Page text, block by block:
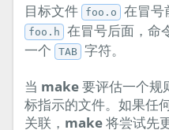
目标文件 foo.o 在冒号
foo.h
在冒号后面，命
一个
TAB 字符。
当 make要评估一个规
标指示的文件。如果任
关联， make将尝试先